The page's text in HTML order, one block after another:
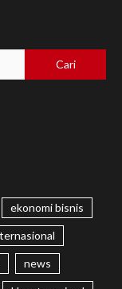
ekonomi bisnis
news